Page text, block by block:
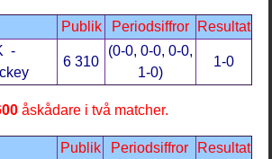
Publik Periodsiffror
Resultat
-
6 310
(0-0, 0-0, 0-0,
1-0)
1-0
åskådare i två matcher.
Publik Periodsiffror Resultat